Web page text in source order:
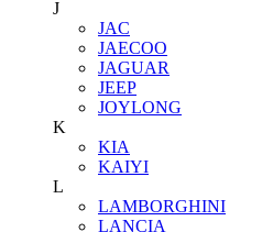
J
JAC
JAECOO
JAGUAR
JEEP
JOYLONG
K
KIA
KAIYI
L
LAMBORGHINI
LANCIA